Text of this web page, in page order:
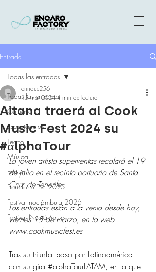
Entrada
Todas las entradas
Carnaval
Espectáculos
Teatro
Música
Festival
Benidorm Fest 2025
Festival noctámbula 2026
Festival Noctámbula
Todas las entradas
Aitana traerá al Cook
Music Fest 2024 su
#αlphaTour
enrique256
15 mar 2024 4 min de lectura
La joven artista superventas recalará el 19
de julio en el recinto portuario de Santa
Cruz de Tenerife
Las entradas están a la venta desde hoy,
viernes 15 de marzo, en la web
www.cookmusicfest.es
Tras su triunfal paso por Latinoamérica
con su gira #alphaTourLATAM, en la que